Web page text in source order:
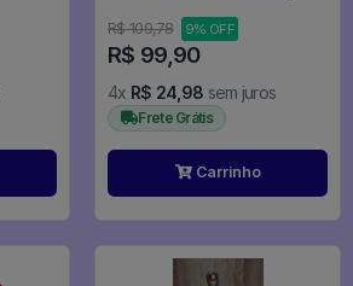
R$ 109,78
9% OFF
R$ 99,90
4x R$ 24,98 sem juros
Frete Grátis
Carrinho